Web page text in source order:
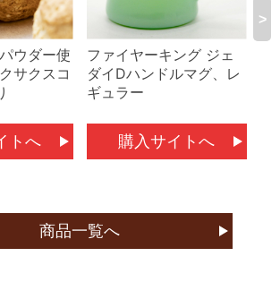
ウダー使
サクスコ
トへ
ファイヤーキング ジェ
ダイDハンドルマグ、レ
ギュラー
購入サイトへ
>
商品一覧へ